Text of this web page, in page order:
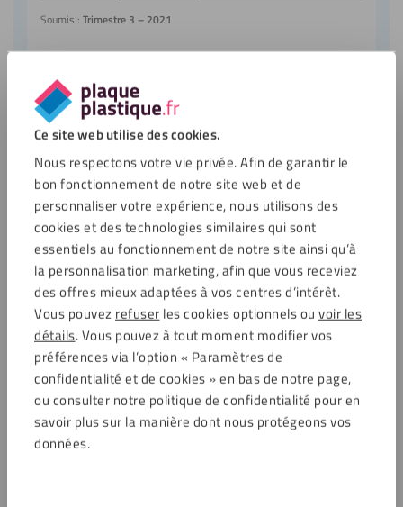
Ce site web utilise des cookies.
Nous respectons votre vie privée. Afin de garantir le
bon fonctionnement de notre site web et de
personnaliser votre expérience, nous utilisons des
cookies et des technologies similaires qui sont
essentiels au fonctionnement de notre site ainsi qu’à
la personnalisation marketing, afin que vous receviez
des offres mieux adaptées à vos centres d’intérêt.
Vous pouvezrefuserles cookies optionnels ou voir les
détails. Vous pouvez à tout moment modifier vos
préférences via l’option « Paramètres de
confidentialité et de cookies » en bas de notre page,
ou consulter notre politique de confidentialité pour en
savoir plus sur la manière dont nous protégeons vos
données.
Soumis : Trimestre 3 – 2021
plexiglass
Découvrez comment Corentin Bon-Marion a utilisé
des plaques de plexiglass comme support pour son
projet Lego.
Projet de :Corentin
Soumis :Trimestre 2 – 2023
Vitrine anti-poussière en plexiglass
Découvrez comment Jacky Briffaud a fabriqué une
vitre en plexiglass :
Projet de :Jacky
Soumis : Trimestre 1 – 2023